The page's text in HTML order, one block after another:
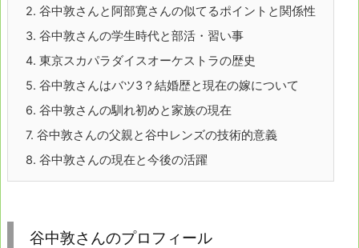
2. 谷中敦さんと阿部寛さんの似てるポイントと関係性
3. 谷中敦さんの学生時代と部活・習い事
4. 東京スカパラダイスオーケストラの歴史
5. 谷中敦さんはバツ3？結婚歴と現在の嫁について
6. 谷中敦さんの馴れ初めと家族の現在
7. 谷中敦さんの父親と谷中レンズの技術的意義
8. 谷中敦さんの現在と今後の活躍
谷中敦さんのプロフィール